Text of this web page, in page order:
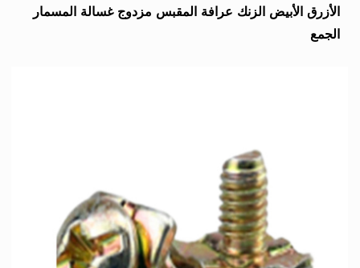
الأزرق الأبيض الزنك عرافة المقبس مزدوج غسالة المسمار
الجمع